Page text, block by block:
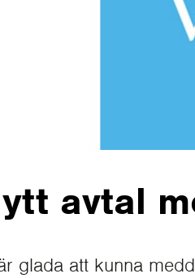
avtal
glada att kunna